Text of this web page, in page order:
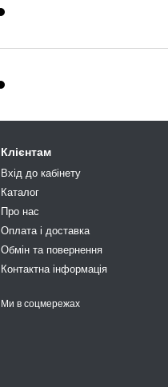
Клієнтам
Вхід до кабінету
Каталог
Про нас
Оплата і доставка
Обмін та повернення
Контактна інформація
Ми в соцмережах